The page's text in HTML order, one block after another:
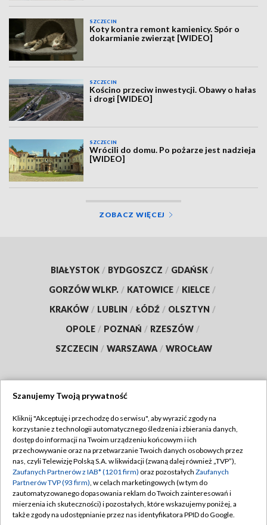
SZCZECIN
Koty kontra remont kamienicy. Spór o
dokarmianie zwierząt [WIDEO]
SZCZECIN
Kościno przeciw inwestycji. Obawy o hałas
i drogi [WIDEO]
SZCZECIN
Wrócili do domu. Po pożarze jest nadzieja
[WIDEO]
ZOBACZ WIĘCEJ
BIAŁYSTOK / BYDGOSZCZ / GDAŃSK /
GORZÓW WLKP. / KATOWICE / KIELCE /
KRAKÓW / LUBLIN / ŁÓDŹ / OLSZTYN /
OPOLE / POZNAŃ / RZESZÓW /
SZCZECIN / WARSZAWA / WROCŁAW
TVP
Abonament TVP
Emisja w TVP
Centrum informacji TVP
Naziemna Telewizja Cyfrowa
Regulamin TVP
Polityka prywatności
Moje zgody
Pomoc
Szanujemy Twoją prywatność
Kliknij "Akceptuję i przechodzę do serwisu", aby wyrazić zgody na
korzystanie z technologii automatycznego śledzenia i zbierania danych,
dostęp do informacji na Twoim urządzeniu końcowym i ich
przechowywanie oraz na przetwarzanie Twoich danych osobowych przez
nas, czyli Telewizję Polską S.A. w likwidacji (zwaną dalej również „TVP”),
Zaufanych Partnerów z IAB* (1201 firm) oraz pozostałych Zaufanych
Partnerów TVP (93 firm), w celach marketingowych (w tym do
zautomatyzowanego dopasowania reklam do Twoich zainteresowań i
mierzenia ich skuteczności) i pozostałych, które wskazujemy poniżej, a
także zgody na udostępnianie przez nas identyfikatora PPID do Google.